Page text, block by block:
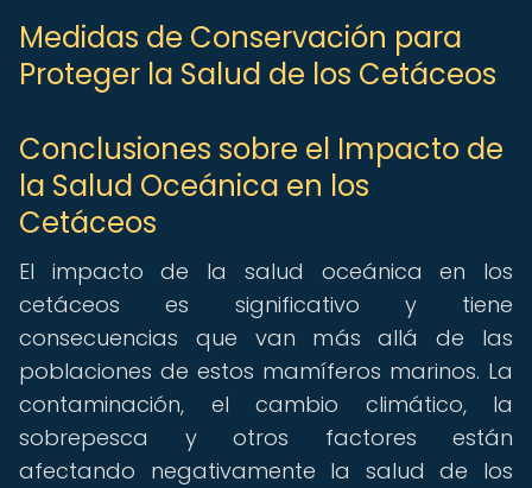
Medidas de Conservación para
Proteger la Salud de los Cetáceos
Conclusiones sobre el Impacto de
la Salud Oceánica en los
Cetáceos
El impacto de la salud oceánica en los
cetáceos es significativo y tiene
consecuencias que van más allá de las
poblaciones de estos mamíferos marinos. La
contaminación, el cambio climático, la
sobrepesca y otros factores están
afectando negativamente la salud de los